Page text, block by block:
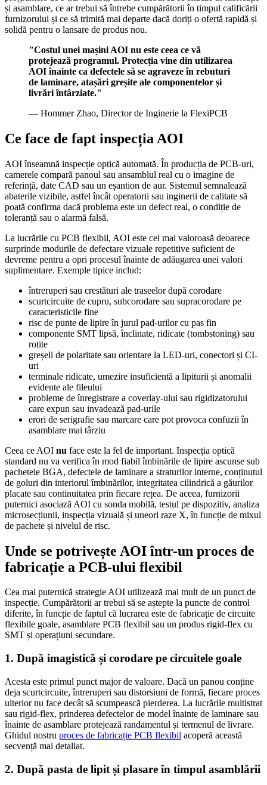
și asamblare, ce ar trebui să întrebe cumpărătorii în timpul calificării
furnizorului și ce să trimită mai departe dacă doriți o ofertă rapidă și
solidă pentru o lansare de produs nou.
"Costul unei mașini AOI nu este ceea ce vă
protejează programul. Protecția vine din utilizarea
AOI înainte ca defectele să se agraveze în rebuturi
de laminare, atașări greșite ale componentelor și
livrări întârziate."
— Hommer Zhao, Director de Inginerie la FlexiPCB
Ce face de fapt inspecția AOI
AOI înseamnă inspecție optică automată. În producția de PCB-uri,
camerele compară panoul sau ansamblul real cu o imagine de
referință, date CAD sau un eșantion de aur. Sistemul semnalează
abaterile vizibile, astfel încât operatorii sau inginerii de calitate să
poată confirma dacă problema este un defect real, o condiție de
toleranță sau o alarmă falsă.
La lucrările cu PCB flexibil, AOI este cel mai valoroasă deoarece
surprinde modurile de defectare vizuale repetitive suficient de
devreme pentru a opri procesul înainte de adăugarea unei valori
suplimentare. Exemple tipice includ:
întreruperi sau crestături ale traseelor după corodare
scurtcircuite de cupru, subcorodare sau supracorodare pe
caracteristicile fine
risc de punte de lipire în jurul pad-urilor cu pas fin
componente SMT lipsă, înclinate, ridicate (tombstoning) sau
rotite
greșeli de polaritate sau orientare la LED-uri, conectori și CI-
uri
terminale ridicate, umezire insuficientă a lipiturii și anomalii
evidente ale fileului
probleme de înregistrare a coverlay-ului sau rigidizatorului
care expun sau invadează pad-urile
erori de serigrafie sau marcare care pot provoca confuzii în
asamblare mai târziu
Ceea ce AOI nu face este la fel de important. Inspecția optică
standard nu va verifica în mod fiabil îmbinările de lipire ascunse sub
pachetele BGA, defectele de laminare a straturilor interne, conținutul
de goluri din interiorul îmbinărilor, integritatea cilindrică a găurilor
placate sau continuitatea prin fiecare rețea. De aceea, furnizorii
puternici asociază AOI cu sonda mobilă, testul pe dispozitiv, analiza
microsecțiunii, inspecția vizuală și uneori raze X, în funcție de mixul
de pachete și nivelul de risc.
Unde se potrivește AOI într-un proces de
fabricație a PCB-ului flexibil
Cea mai puternică strategie AOI utilizează mai mult de un punct de
inspecție. Cumpărătorii ar trebui să se aștepte la puncte de control
diferite, în funcție de faptul că lucrarea este de fabricație de circuite
flexibile goale, asamblare PCB flexibil sau un produs rigid-flex cu
SMT și operațiuni secundare.
1. După imagistică și corodare pe circuitele goale
Acesta este primul punct major de valoare. Dacă un panou conține
deja scurtcircuite, întreruperi sau distorsiuni de formă, fiecare proces
ulterior nu face decât să scumpească pierderea. La lucrările multistrat
sau rigid-flex, prinderea defectelor de model înainte de laminare sau
înainte de asamblare protejează randamentul și termenul de livrare.
Ghidul nostru proces de fabricație PCB flexibil acoperă această
secvență mai detaliat.
2. După pasta de lipit și plasare în timpul asamblării